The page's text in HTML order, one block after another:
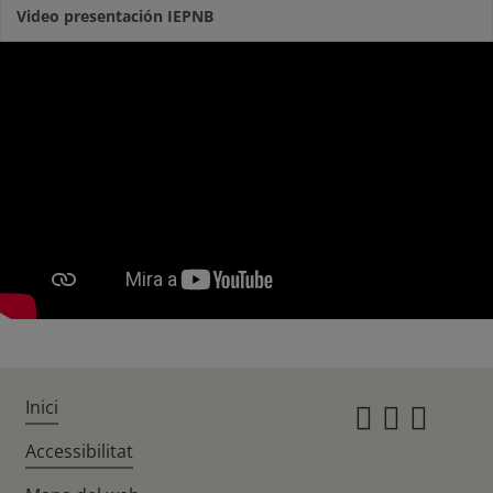
Video presentación IEPNB
Inici
Accessibilitat